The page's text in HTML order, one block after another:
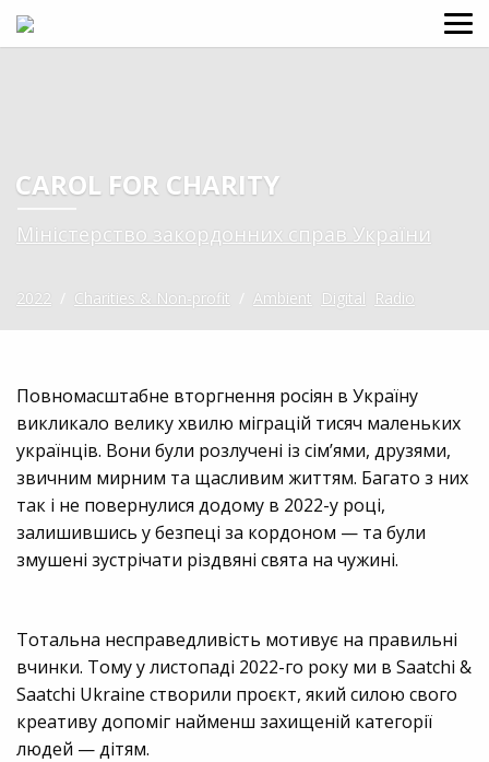
CAROL FOR CHARITY
Міністерство закордонних справ України
2022 / Charities & Non-profit / Ambient Digital Radio
Повномасштабне вторгнення росіян в Україну
викликало велику хвилю міграцій тисяч маленьких
українців. Вони були розлучені із сім’ями, друзями,
звичним мирним та щасливим життям. Багато з них
так і не повернулися додому в 2022-у році,
залишившись у безпеці за кордоном — та були
змушені зустрічати різдвяні свята на чужині.
Тотальна несправедливість мотивує на правильні
вчинки. Тому у листопаді 2022-го року ми в Saatchi &
Saatchi Ukraine створили проєкт, який силою свого
креативу допоміг найменш захищеній категорії
людей — дітям.